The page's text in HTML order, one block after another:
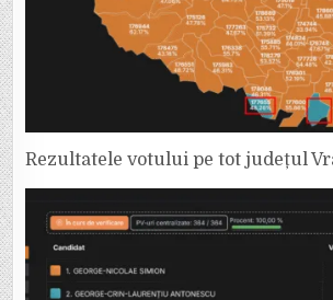
Rezultatele votului pe tot județul